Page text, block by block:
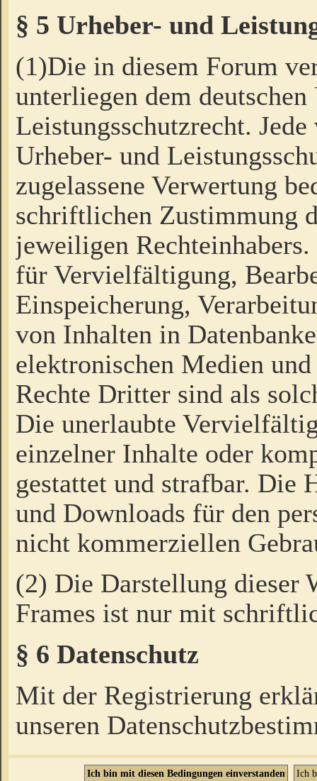
§ 5 Urheber- und
(1)Die in diesem Forum
unterliegen dem
Leistungsschutzrecht.
Urheber- und
zugelassene Verwertung
schriftlichen Zustimmung
jeweiligen
für Vervielfältigung,
Einspeicherung,
von Inhalten in
elektronischen Medien
Rechte Dritter sind als
Die unerlaubte
einzelner Inhalte oder
gestattet und strafbar. Die
und Downloads für den
nicht kommerziellen
(2) Die Darstellung dieser
Frames ist nur mit
§ 6 Datenschutz
Mit der Registrierung
unseren